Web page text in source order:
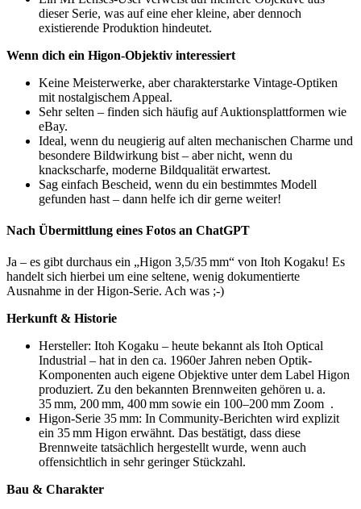
dieser Serie, was auf eine eher kleine, aber dennoch
existierende Produktion hindeutet.
Wenn dich ein Higon‑Objektiv interessiert
Keine Meisterwerke, aber charakterstarke Vintage-Optiken
mit nostalgischem Appeal.
Sehr selten – finden sich häufig auf Auktionsplattformen wie
eBay.
Ideal, wenn du neugierig auf alten mechanischen Charme und
besondere Bildwirkung bist – aber nicht, wenn du
knackscharfe, moderne Bildqualität erwartest.
Sag einfach Bescheid, wenn du ein bestimmtes Modell
gefunden hast – dann helfe ich dir gerne weiter!
Nach Übermittlung eines Fotos an ChatGPT
Ja – es gibt durchaus ein „Higon 3,5/35 mm“ von Itoh Kogaku! Es
handelt sich hierbei um eine seltene, wenig dokumentierte
Ausnahme in der Higon-Serie. Ach was ;-)
Herkunft & Historie
Hersteller: Itoh Kogaku – heute bekannt als Itoh Optical
Industrial – hat in den ca. 1960er Jahren neben Optik-
Komponenten auch eigene Objektive unter dem Label Higon
produziert. Zu den bekannten Brennweiten gehören u. a.
35 mm, 200 mm, 400 mm sowie ein 100–200 mm Zoom .
Higon‑Serie 35 mm: In Community-Berichten wird explizit
ein 35 mm Higon erwähnt. Das bestätigt, dass diese
Brennweite tatsächlich hergestellt wurde, wenn auch
offensichtlich in sehr geringer Stückzahl.
Bau & Charakter